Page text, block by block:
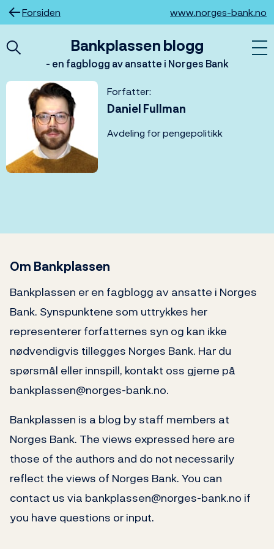
Hopp
til
Forsiden www.norges-bank.no
Bankplassen blogg
- en fagblogg av ansatte i Norges Bank
Forfatter:
Daniel Fullman
Avdeling for pengepolitikk
Om Bankplassen
Bankplassen er en fagblogg av ansatte i Norges
Bank. Synspunktene som uttrykkes her
representerer forfatternes syn og kan ikke
nødvendigvis tillegges Norges Bank. Har du
spørsmål eller innspill, kontakt oss gjerne på
bankplassen@norges-bank.no.
Bankplassen is a blog by staff members at
Norges Bank. The views expressed here are
those of the authors and do not necessarily
reflect the views of Norges Bank. You can
contact us via bankplassen@norges-bank.no if
you have questions or input.